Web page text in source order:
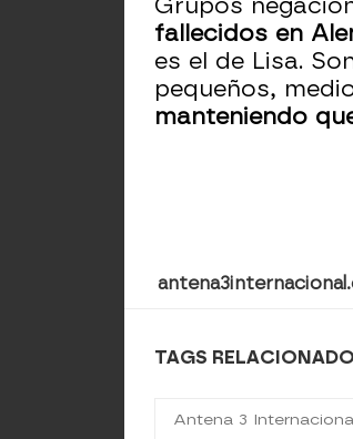
Grupos
fallecidos en
es el de Lisa.
pequeños,
manteniendo
TAGS
Antena 3